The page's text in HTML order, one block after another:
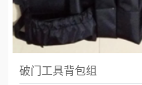
破门工具背包组